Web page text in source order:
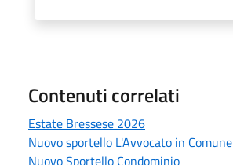
Contenuti correlati
Estate Bressese 2026
Nuovo sportello L'Avvocato in Comune
Nuovo Sportello Condominio